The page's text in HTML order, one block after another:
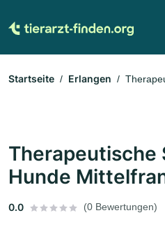
Startseite Erlangen
Therapeutische
Hunde
0.0 (0 Bewertungen)